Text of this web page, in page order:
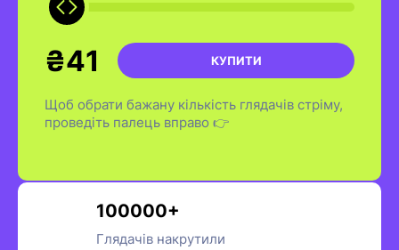
₴41 КУПИТИ
Щоб обрати бажану кількість глядачів стріму,
проведіть палець вправо 👉
100000+
Глядачів накрутили